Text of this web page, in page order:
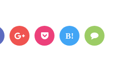
B!